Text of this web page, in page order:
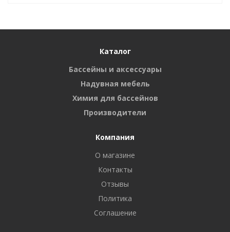
Каталог
Бассейны и аксессуары
Надувная мебель
Химия для бассейнов
Производители
Компания
О магазине
Контакты
Отзывы
Политика
Соглашение